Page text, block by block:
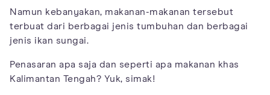
Namun kebanyakan, makanan-makanan tersebut
terbuat dari berbagai jenis tumbuhan dan berbagai
jenis ikan sungai.
Penasaran apa saja dan seperti apa makanan khas
Kalimantan Tengah? Yuk, simak!